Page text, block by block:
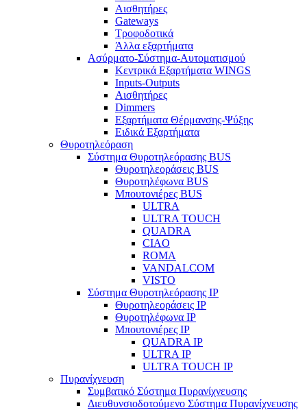
Αισθητήρες
Gateways
Τροφοδοτικά
Άλλα εξαρτήματα
Ασύρματο-Σύστημα-Αυτοματισμού
Κεντρικά Εξαρτήματα WINGS
Inputs-Outputs
Αισθητήρες
Dimmers
Εξαρτήματα Θέρμανσης-Ψύξης
Ειδικά Εξαρτήματα
Θυροτηλεόραση
Σύστημα Θυροτηλεόρασης BUS
Θυροτηλεοράσεις BUS
Θυροτηλέφωνα BUS
Μπουτονιέρες BUS
ULTRA
ULTRA TOUCH
QUADRA
CIAO
ROMA
VANDALCOM
VISTO
Σύστημα Θυροτηλεόρασης IP
Θυροτηλεοράσεις IP
Θυροτηλέφωνα IP
Μπουτονιέρες IP
QUADRA IP
ULTRA IP
ULTRA TOUCH IP
Πυρανίχνευση
Συμβατικό Σύστημα Πυρανίχνευσης
Διευθυνσιοδοτούμενο Σύστημα Πυρανίχνευσης